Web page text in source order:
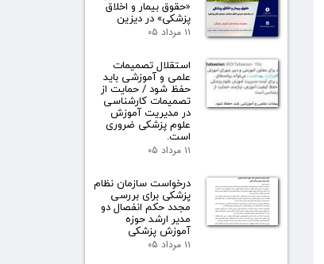
«حقوق بیمار و اخلاق
پزشکی» در دیزین
۱۱ مرداد ۰۵
استقلال تصمیمات
علمی و آموزشی باید
حفظ شود / حمایت از
تصمیمات کارشناسی
در مدیریت آموزش
علوم پزشکی ضروری
است.
۱۱ مرداد ۰۵
درخواست سازمان نظام
پزشکی برای بررسی
مجدد حکم انفصال دو
مدیر ارشد حوزه
آموزش پزشکی
۱۱ مرداد ۰۵